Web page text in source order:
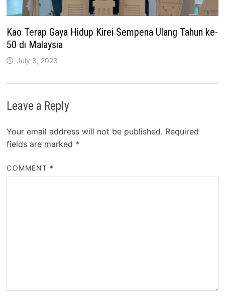
Kao Terap Gaya Hidup Kirei Sempena Ulang Tahun ke-
50 di Malaysia
July 8, 2023
Leave a Reply
Your email address will not be published. Required
fields are marked *
COMMENT *